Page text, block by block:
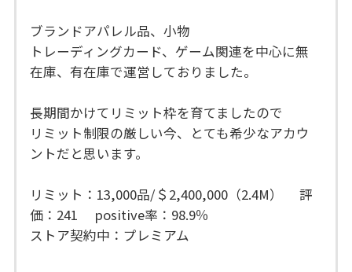
ブランドアパレル品、小物
トレーディングカード、ゲーム関連を中心に無
在庫、有在庫で運営しておりました。
長期間かけてリミット枠を育てましたので
リミット制限の厳しい今、とても希少なアカウ
ントだと思います。
リミット：13,000品/＄2,400,000（2.4M） 評
価：241 positive率：98.9％
ストア契約中：プレミアム